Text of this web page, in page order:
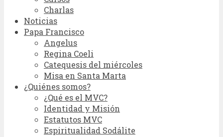
Charlas
Noticias
Papa Francisco
Angelus
Regina Coeli
Catequesis del miércoles
Misa en Santa Marta
¿Quiénes somos?
¿Qué es el MVC?
Identidad y Misión
Estatutos MVC
Espiritualidad Sodálite